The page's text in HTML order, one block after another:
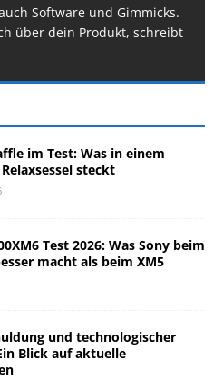
Software und Gimmicks.
über dein Produkt, schreibt
im Test: Was in einem
steckt
Test 2026: Was Sony beim
macht als beim XM5
und technologischer
Blick auf aktuelle